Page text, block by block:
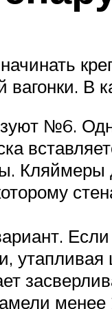
В
№6.
Если
утапливая